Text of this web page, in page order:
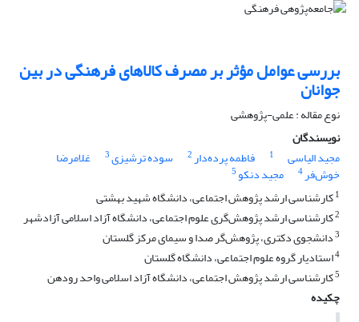
بررسی عوامل مؤثر بر مصرف کالاهای فرهنگی در بین
جوانان
نوع مقاله : علمی-پژوهشی
نویسندگان
مجید الیاسی
1 فاطمه پرده‌دار2 سوده ترشیزی3 غلامرضا
خوش‌فر4 مجید دنکو5
1کارشناسی ارشد پژوهش اجتماعی، دانشگاه شهید بهشتی
2کارشناسی ارشد پژوهش‌گری علوم اجتماعی، دانشگاه آزاد اسلامی آزادشهر
3دانشجوی دکتری، پژوهش‌گر صدا و سیمای مرکز گلستان
4استادیار گروه علوم اجتماعی، دانشگاه گلستان
5کارشناسی ارشد پژوهش اجتماعی، دانشگاه آزاد اسلامی واحد رودهن
چکیده